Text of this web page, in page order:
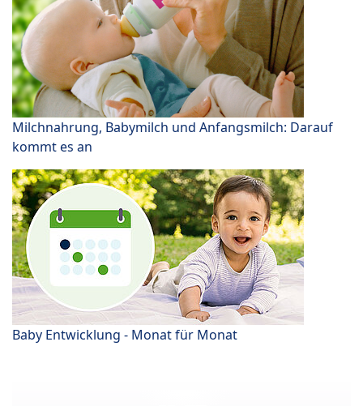
Milchnahrung, Babymilch und Anfangsmilch: Darauf
kommt es an
Baby Entwicklung - Monat für Monat